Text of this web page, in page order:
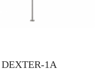
DEXTER-1A